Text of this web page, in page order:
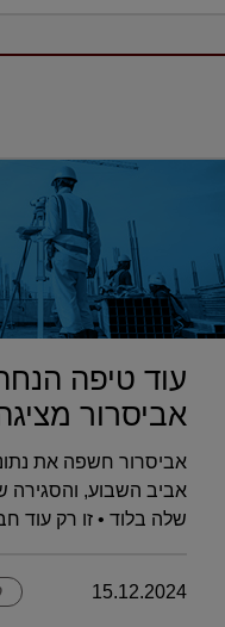
עוד טיפה
אביסרור
אביסרור חשפה את
אביב השבוע,
שלה בלוד • זו רק עוד
15.12.2024